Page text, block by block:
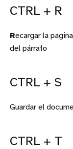
CTRL + R
Recargar la
del párrafo
CTRL + S
Guardar el
CTRL + T